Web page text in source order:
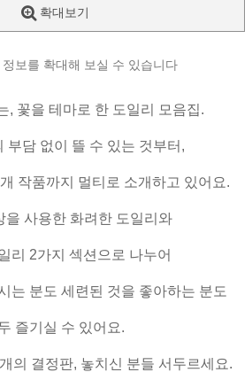
확대보기
정보를 확대해 보실 수 있습니다
, 꽃을 테마로 한 도일리 모음집.
부담 없이 뜰 수 있는 것부터,
작품까지 멀티로 소개하고 있어요.
을 사용한 화려한 도일리와
리 2가지 섹션으로 나누어
는 분도 세련된 것을 좋아하는 분도
즐기실 수 있어요.
의 결정판, 놓치신 분들 서두르세요.